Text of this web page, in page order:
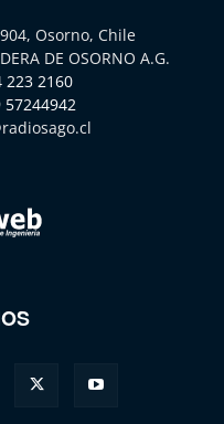
Osorno, Chile
DE OSORNO A.G.
223 2160
57244942